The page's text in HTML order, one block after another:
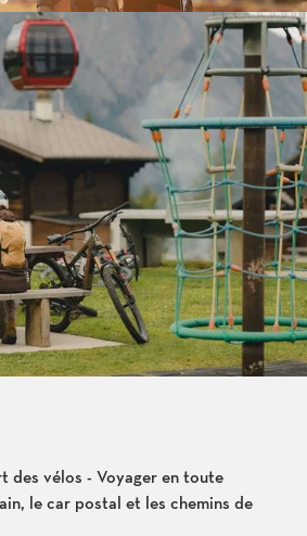
des vélos - Voyager en toute
le car postal et les chemins de